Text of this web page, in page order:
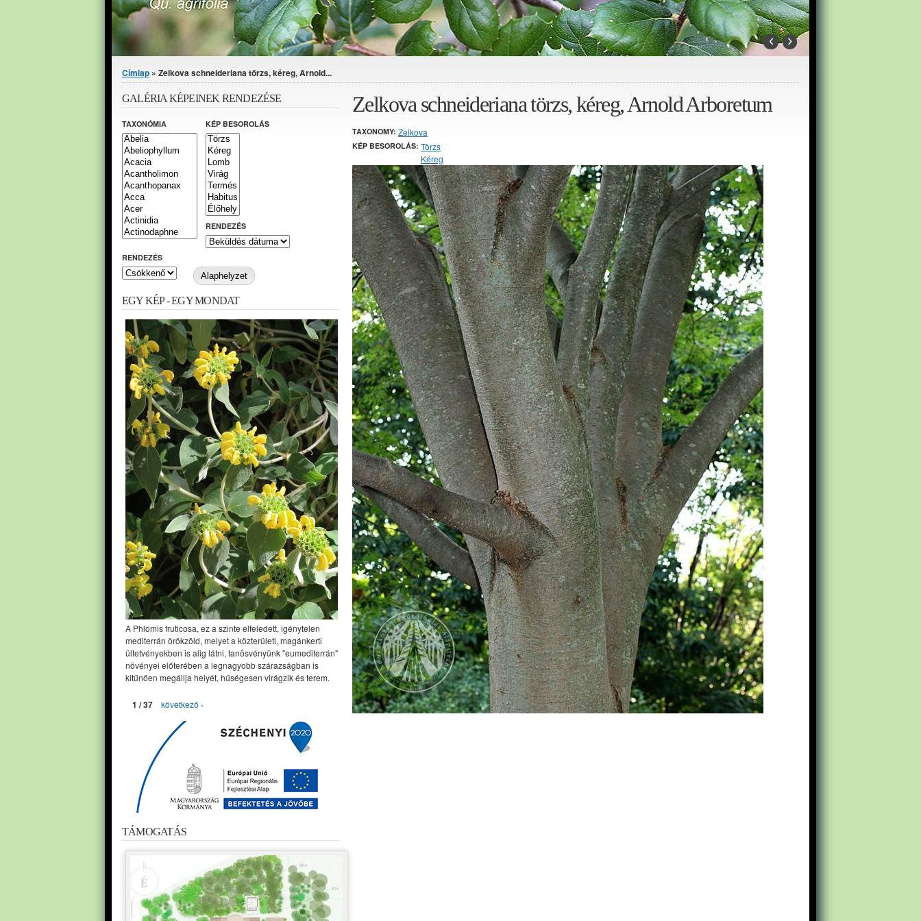
‹ ›
Jelenlegi hely
Címlap » Zelkova schneideriana törzs, kéreg, Arnold...
Zelkova schneideriana törzs, kéreg, Arnold Arboretum
TAXONOMY: Zelkova
KÉP BESOROLÁS: Törzs
Kéreg
GALÉRIA KÉPEINEK RENDEZÉSE
TAXONÓMIA KÉP BESOROLÁS
RENDEZÉS
RENDEZÉS
EGY KÉP - EGY MONDAT
A Phlomis fruticosa, ez a szinte elfeledett, igénytelen
mediterrán örökzöld, melyet a közterületi, magánkerti
ültetvényekben is alig látni, tanösvényünk "eumediterrán"
növényei előterében a legnagyobb szárazságban is
kitűnően megállja helyét, hűségesen virágzik és terem.
1 / 37 következő ›
TÁMOGATÁS